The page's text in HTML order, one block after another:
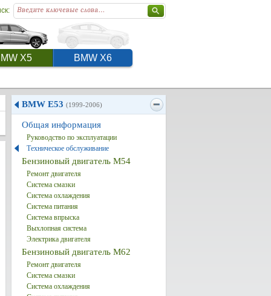
X5 BMW X6
BMW E53 (1999-2006)
Общая информация
Руководство по эксплуатации
Техническое обслуживание
Бензиновый двигатель M54
Ремонт двигателя
Система смазки
Система охлаждения
Система питания
Система впрыска
Выхлопная система
Электрика двигателя
Бензиновый двигатель M62
Ремонт двигателя
Система смазки
Система охлаждения